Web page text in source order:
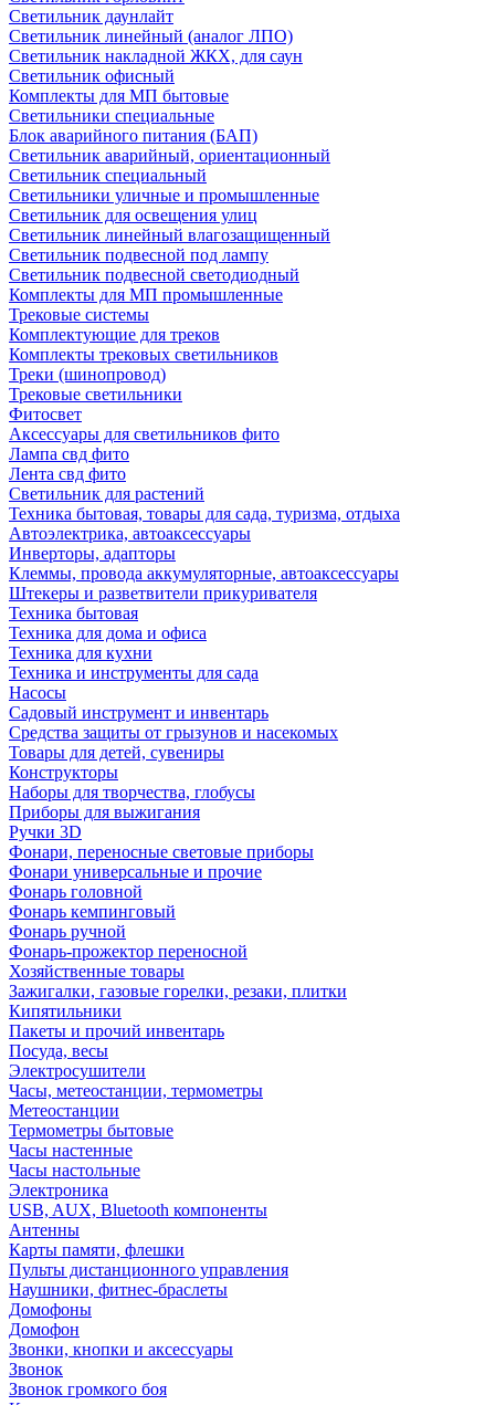
Светильник даунлайт
Светильник линейный (аналог ЛПО)
Светильник накладной ЖКХ, для саун
Светильник офисный
Комплекты для МП бытовые
Светильники специальные
Блок аварийного питания (БАП)
Светильник аварийный, ориентационный
Светильник специальный
Светильники уличные и промышленные
Светильник для освещения улиц
Светильник линейный влагозащищенный
Светильник подвесной под лампу
Светильник подвесной светодиодный
Комплекты для МП промышленные
Трековые системы
Комплектующие для треков
Комплекты трековых светильников
Треки (шинопровод)
Трековые светильники
Фитосвет
Аксессуары для светильников фито
Лампа свд фито
Лента свд фито
Светильник для растений
Техника бытовая, товары для сада, туризма, отдыха
Автоэлектрика, автоаксессуары
Инверторы, адапторы
Клеммы, провода аккумуляторные, автоаксессуары
Штекеры и разветвители прикуривателя
Техника бытовая
Техника для дома и офиса
Техника для кухни
Техника и инструменты для сада
Насосы
Садовый инструмент и инвентарь
Средства защиты от грызунов и насекомых
Товары для детей, сувениры
Конструкторы
Наборы для творчества, глобусы
Приборы для выжигания
Ручки 3D
Фонари, переносные световые приборы
Фонари универсальные и прочие
Фонарь головной
Фонарь кемпинговый
Фонарь ручной
Фонарь-прожектор переносной
Хозяйственные товары
Зажигалки, газовые горелки, резаки, плитки
Кипятильники
Пакеты и прочий инвентарь
Посуда, весы
Электросушители
Часы, метеостанции, термометры
Метеостанции
Термометры бытовые
Часы настенные
Часы настольные
Электроника
USB, AUX, Bluetooth компоненты
Антенны
Карты памяти, флешки
Пульты дистанционного управления
Наушники, фитнес-браслеты
Домофоны
Домофон
Звонки, кнопки и аксессуары
Звонок
Звонок громкого боя